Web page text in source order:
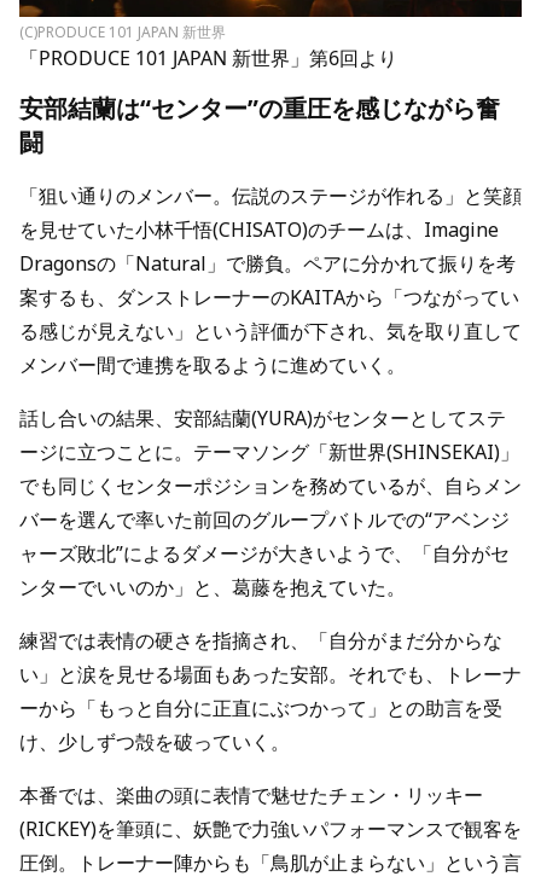
(C)PRODUCE 101 JAPAN 新世界
「PRODUCE 101 JAPAN 新世界」第6回より
安部結蘭は“センター”の重圧を感じながら奮
闘
「狙い通りのメンバー。伝説のステージが作れる」と笑顔
を見せていた小林千悟(CHISATO)のチームは、Imagine
Dragonsの「Natural」で勝負。ペアに分かれて振りを考
案するも、ダンストレーナーのKAITAから「つながってい
る感じが見えない」という評価が下され、気を取り直して
メンバー間で連携を取るように進めていく。
話し合いの結果、安部結蘭(YURA)がセンターとしてステ
ージに立つことに。テーマソング「新世界(SHINSEKAI)」
でも同じくセンターポジションを務めているが、自らメン
バーを選んで率いた前回のグループバトルでの“アベンジ
ャーズ敗北”によるダメージが大きいようで、「自分がセ
ンターでいいのか」と、葛藤を抱えていた。
練習では表情の硬さを指摘され、「自分がまだ分からな
い」と涙を見せる場面もあった安部。それでも、トレーナ
ーから「もっと自分に正直にぶつかって」との助言を受
け、少しずつ殻を破っていく。
本番では、楽曲の頭に表情で魅せたチェン・リッキー
(RICKEY)を筆頭に、妖艶で力強いパフォーマンスで観客を
圧倒。トレーナー陣からも「鳥肌が止まらない」という言